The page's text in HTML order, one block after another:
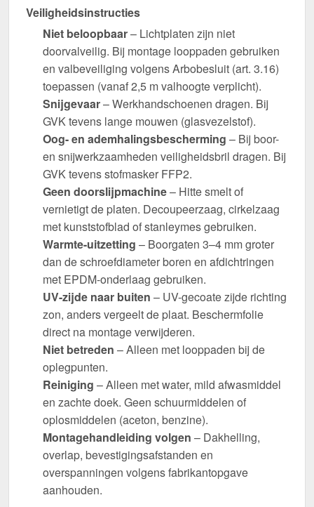
Veiligheidsinstructies
Niet beloopbaar– Lichtplaten zijn niet
doorvalveilig. Bij montage looppaden gebruiken
en valbeveiliging volgens Arbobesluit (art. 3.16)
toepassen (vanaf 2,5 m valhoogte verplicht).
Snijgevaar– Werkhandschoenen dragen. Bij
GVK tevens lange mouwen (glasvezelstof).
Oog- en ademhalingsbescherming – Bij boor-
en snijwerkzaamheden veiligheidsbril dragen. Bij
GVK tevens stofmasker FFP2.
Geen doorslijpmachine– Hitte smelt of
vernietigt de platen. Decoupeerzaag, cirkelzaag
met kunststofblad of stanleymes gebruiken.
Warmte-uitzetting – Boorgaten 3–4 mm groter
dan de schroefdiameter boren en afdichtringen
met EPDM-onderlaag gebruiken.
UV-zijde naar buiten – UV-gecoate zijde richting
zon, anders vergeelt de plaat. Beschermfolie
direct na montage verwijderen.
Niet betreden – Alleen met looppaden bij de
oplegpunten.
Reiniging – Alleen met water, mild afwasmiddel
en zachte doek. Geen schuurmiddelen of
oplosmiddelen (aceton, benzine).
Montagehandleiding volgen – Dakhelling,
overlap, bevestigingsafstanden en
overspanningen volgens fabrikantopgave
aanhouden.